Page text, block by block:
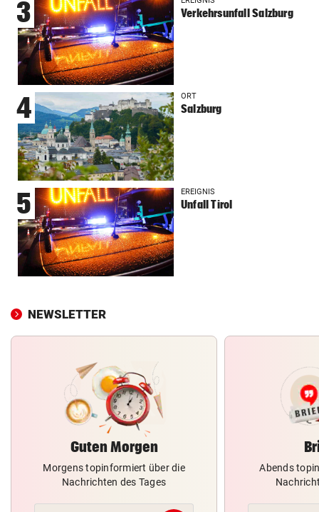
3 Verkehrsunfall Salzburg
4 ORT
Salzburg
5 EREIGNIS
Unfall Tirol
NEWSLETTER
Guten Morgen
Morgens topinformiert über die
Nachrichten des Tages
Abends